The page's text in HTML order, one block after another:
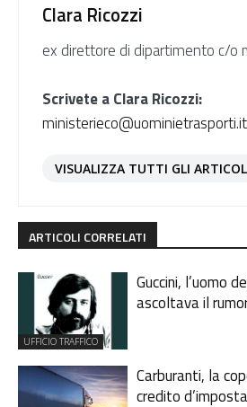
Clara Ricozzi
ex direttore di dipartimento c/o
Scrivete a Clara Ricozzi:
ministerieco@uominietrasporti.it
VISUALIZZA TUTTI GLI
ARTICOLI CORRELATI
UFFICIO TRAFFICO
Guccini, l’uomo
ascoltava il
Carburanti, la
credito